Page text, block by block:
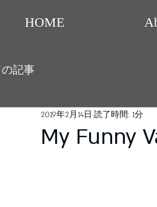
HOME
記事
My Funny
2019年2月14日 読了時間: 1分